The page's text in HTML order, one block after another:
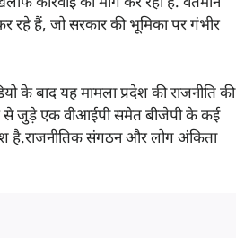
रहे हैं, जो सरकार की भूमिका पर गंभीर
के बाद यह मामला प्रदेश की राजनीति की
से जुड़े एक वीआईपी समेत बीजेपी के कई
है.राजनीतिक संगठन और लोग अंकिता